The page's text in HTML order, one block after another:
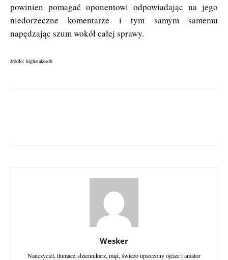
powinien pomagać oponentowi odpowiadając na jego
niedorzeczne komentarze i tym samym samemu
napędzając szum wokół całej sprawy.
źródło: highstakesdb
Wesker
Nauczyciel, tłumacz, dziennikarz, mąż, świeżo upieczony ojciec i amator